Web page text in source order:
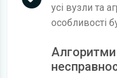
усі вузли та
особливості
Алгоритми